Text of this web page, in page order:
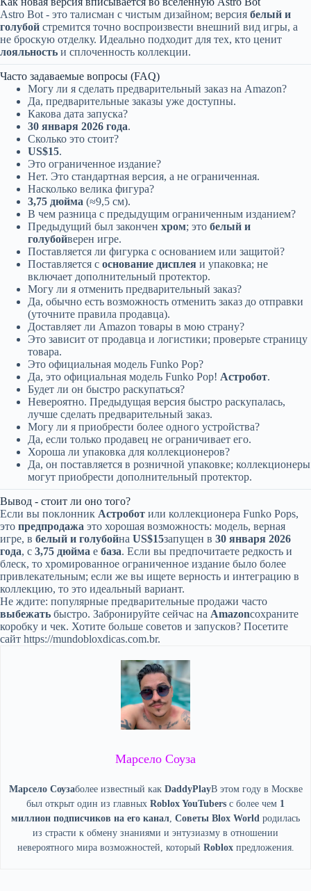
Astro Bot - это талисман с чистым дизайном; версия белый и
голубой стремится точно воспроизвести внешний вид игры, а
не броскую отделку. Идеально подходит для тех, кто ценит
лояльность и сплоченность коллекции.
Часто задаваемые вопросы (FAQ)
Могу ли я сделать предварительный заказ на Amazon?
Да, предварительные заказы уже доступны.
Какова дата запуска?
30 января 2026 года.
Сколько это стоит?
US$15.
Это ограниченное издание?
Нет. Это стандартная версия, а не ограниченная.
Насколько велика фигура?
3,75 дюйма (≈9,5 см).
В чем разница с предыдущим ограниченным изданием?
Предыдущий был закончен хром; это белый и
голубойверен игре.
Поставляется ли фигурка с основанием или защитой?
Поставляется с основание дисплея и упаковка; не
включает дополнительный протектор.
Могу ли я отменить предварительный заказ?
Да, обычно есть возможность отменить заказ до отправки
(уточните правила продавца).
Доставляет ли Amazon товары в мою страну?
Это зависит от продавца и логистики; проверьте страницу
товара.
Это официальная модель Funko Pop?
Да, это официальная модель Funko Pop! Астробот.
Будет ли он быстро раскупаться?
Невероятно. Предыдущая версия быстро раскупалась,
лучше сделать предварительный заказ.
Могу ли я приобрести более одного устройства?
Да, если только продавец не ограничивает его.
Хороша ли упаковка для коллекционеров?
Да, он поставляется в розничной упаковке; коллекционеры
могут приобрести дополнительный протектор.
Вывод - стоит ли оно того?
Если вы поклонник Астробот или коллекционера Funko Pops,
это предпродажа это хорошая возможность: модель, верная
игре, в белый и голубойна US$15запущен в 30 января 2026
года, с 3,75 дюйма e база. Если вы предпочитаете редкость и
блеск, то хромированное ограниченное издание было более
привлекательным; если же вы ищете верность и интеграцию в
коллекцию, то это идеальный вариант.
Не ждите: популярные предварительные продажи часто
выбежать быстро. Забронируйте сейчас на Amazonсохраните
коробку и чек. Хотите больше советов и запусков? Посетите
сайт https://mundobloxdicas.com.br.
Марсело Соуза
Марсело Соузаболее известный как DaddyPlayВ этом году в Москве
был открыт один из главных Roblox YouTubers с более чем 1
миллион подписчиков на его канал, Советы Blox World родилась
из страсти к обмену знаниями и энтузиазму в отношении
невероятного мира возможностей, который Roblox предложения.